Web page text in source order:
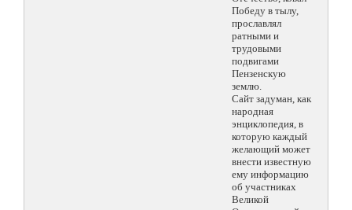
Победу в тылу,
прославлял
ратными и
трудовыми
подвигами
Пензенскую
землю.
Сайт задуман, как
народная
энциклопедия, в
которую каждый
желающий может
внести известную
ему информацию
об участниках
Великой